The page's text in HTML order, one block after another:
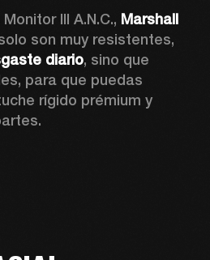
III A.N.C., Marshall
diario, sino que
para que puedas
rígido prémium y